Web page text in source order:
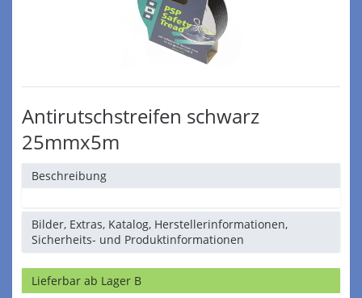
Antirutschstreifen schwarz
25mmx5m
Beschreibung
Bilder, Extras, Katalog, Herstellerinformationen,
Sicherheits- und Produktinformationen
Lieferbar ab Lager B